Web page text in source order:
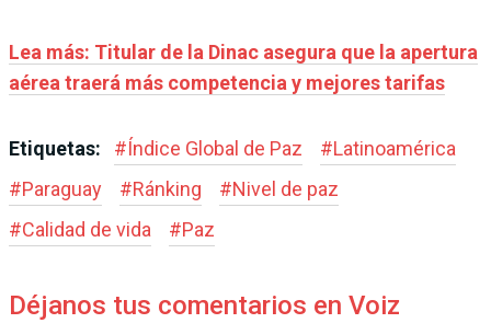
Lea más: Titular de la Dinac asegura que la apertura
aérea traerá más competencia y mejores tarifas
Etiquetas: #Índice Global de Paz #Latinoamérica
#Paraguay #Ránking #Nivel de paz
#Calidad de vida #Paz
Déjanos tus comentarios en Voiz